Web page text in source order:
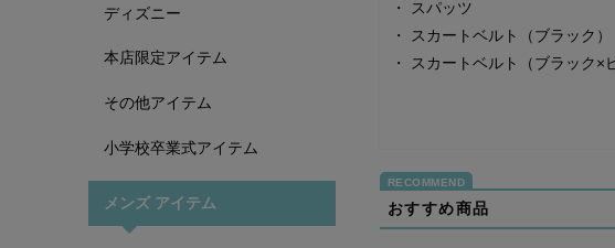
ディズニー
本店限定アイテム
その他アイテム
小学校卒業式アイテム
メンズ アイテム
・
スパッツ
・
スカートベルト（ブラック）
・
スカートベルト（ブラック×
おすすめ商品